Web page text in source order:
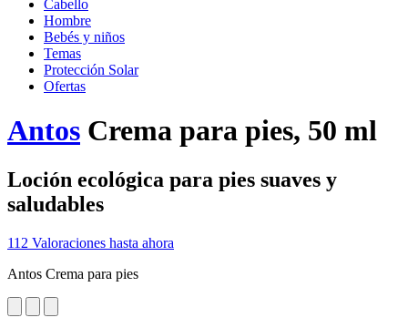
Cabello
Hombre
Bebés y niños
Temas
Protección Solar
Ofertas
Antos Crema para pies, 50 ml
Loción ecológica para pies suaves y
saludables
112 Valoraciones hasta ahora
Antos Crema para pies